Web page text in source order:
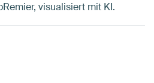
visualisiert mit KI.